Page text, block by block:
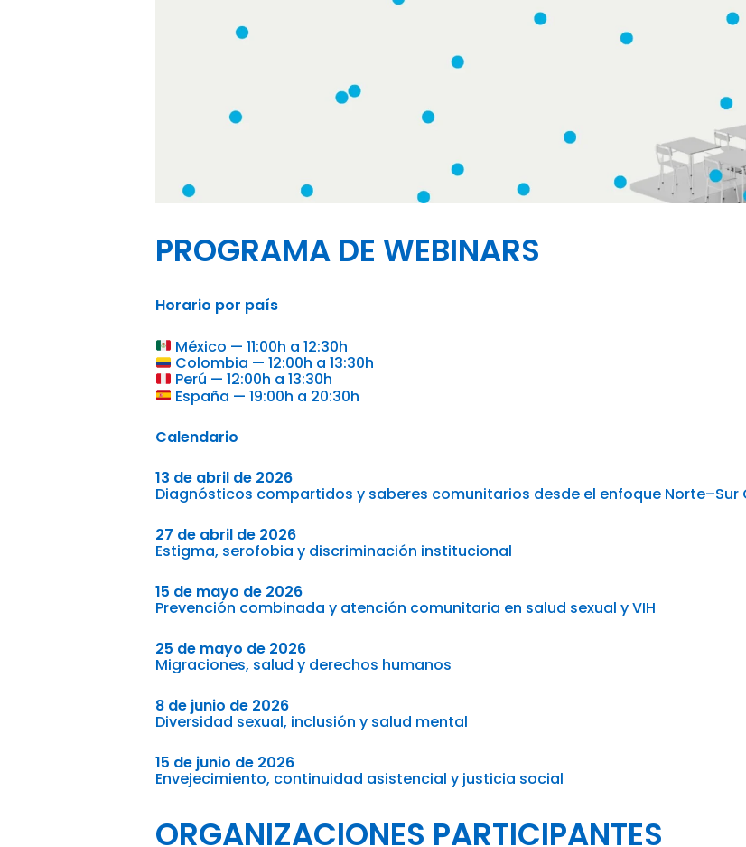
PROGRAMA DE WEBINARS
Horario por país
México — 11:00h a 12:30h
Colombia — 12:00h a 13:30h
Perú — 12:00h a 13:30h
España — 19:00h a 20:30h
Calendario
13 de abril de 2026
Diagnósticos compartidos y saberes comunitarios desde el enfoque Norte–Sur
27 de abril de 2026
Estigma, serofobia y discriminación institucional
15 de mayo de 2026
Prevención combinada y atención comunitaria en salud sexual y VIH
25 de mayo de 2026
Migraciones, salud y derechos humanos
8 de junio de 2026
Diversidad sexual, inclusión y salud mental
15 de junio de 2026
Envejecimiento, continuidad asistencial y justicia social
ORGANIZACIONES PARTICIPANTES